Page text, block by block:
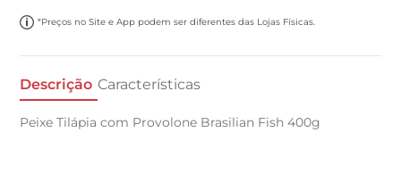
*Preços no Site e App podem ser diferentes das Lojas Físicas.
Descrição Características
Peixe Tilápia com Provolone Brasilian Fish 400g